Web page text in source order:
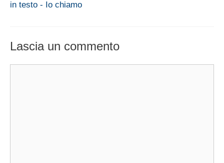
in testo - Io chiamo
Lascia un commento